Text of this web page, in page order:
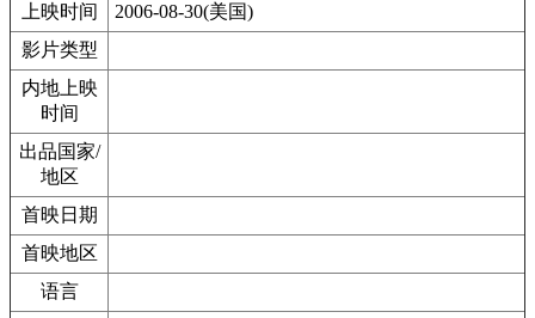
上映时间
2006-08-30(美国)
影片类型
内地上映
时间
出品国家/
地区
首映日期
首映地区
语言